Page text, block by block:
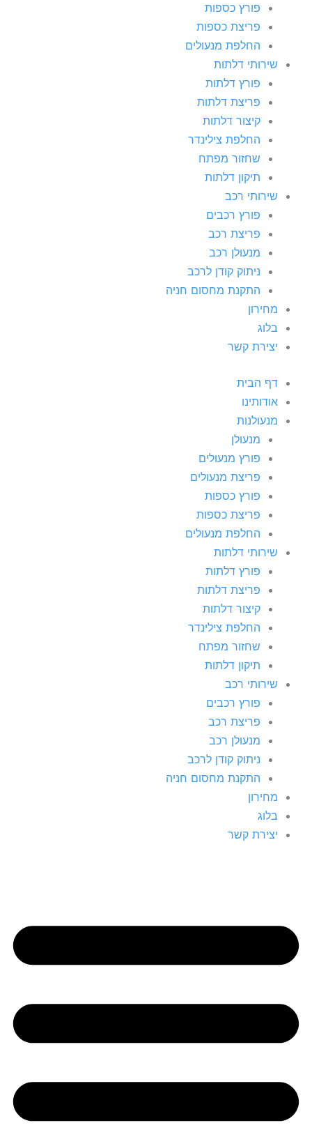
פורץ כספות
פריצת כספות
החלפת מנעולים
שירותי דלתות
פורץ דלתות
פריצת דלתות
קיצור דלתות
החלפת צילינדר
שחזור מפתח
תיקון דלתות
שירותי רכב
פורץ רכבים
פריצת רכב
מנעולן רכב
ניתוק קודן לרכב
התקנת מחסום חניה
מחירון
בלוג
יצירת קשר
דף הבית
אודותינו
מנעולנות
מנעולן
פורץ מנעולים
פריצת מנעולים
פורץ כספות
פריצת כספות
החלפת מנעולים
שירותי דלתות
פורץ דלתות
פריצת דלתות
קיצור דלתות
החלפת צילינדר
שחזור מפתח
תיקון דלתות
שירותי רכב
פורץ רכבים
פריצת רכב
מנעולן רכב
ניתוק קודן לרכב
התקנת מחסום חניה
מחירון
בלוג
יצירת קשר